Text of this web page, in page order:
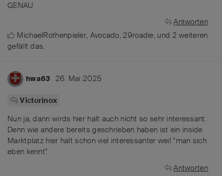
GENAU
Antworten
MichaelRothenpieler, Avocado,29roadie, und 2 weiteren
gefällt das.
hwa63 26. Mai 2025
Victorinox
Nun ja, dann wirds hier halt auch nicht so sehr interessant.
Denn wie andere bereits geschrieben haben ist ein inside
Marktplatz hier halt schon viel interessanter weil "man sich
eben kennt".
Antworten